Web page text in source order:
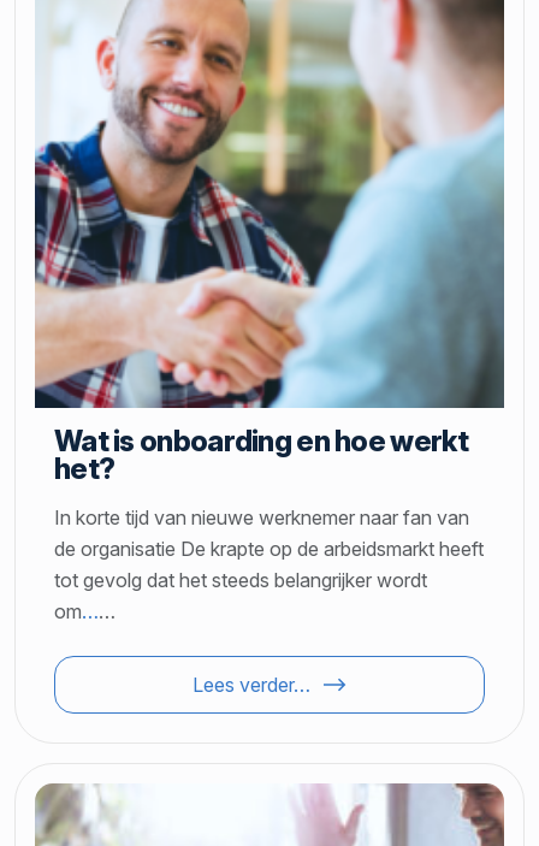
Wat is onboarding en hoe werkt
het?
In korte tijd van nieuwe werknemer naar fan van
de organisatie De krapte op de arbeidsmarkt heeft
tot gevolg dat het steeds belangrijker wordt
om……
Lees verder…